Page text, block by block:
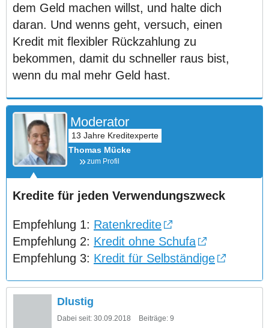
dem Geld machen willst, und halte dich
daran. Und wenns geht, versuch, einen
Kredit mit flexibler Rückzahlung zu
bekommen, damit du schneller raus bist,
wenn du mal mehr Geld hast.
Moderator
Thomas Mücke
zum Profil
Kredite für jeden Verwendungszweck
Empfehlung 1: Ratenkredite
Empfehlung 2: Kredit ohne Schufa
Empfehlung 3: Kredit für Selbständige
Dlustig
Dabei seit: 30.09.2018 Beiträge: 9